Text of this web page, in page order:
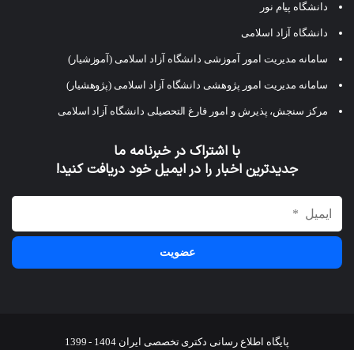
دانشگاه پیام نور
دانشگاه آزاد اسلامی
سامانه مدیریت امور آموزشی دانشگاه آزاد اسلامی (آموزشیار)
سامانه مدیریت امور پژوهشی دانشگاه آزاد اسلامی (پژوهشیار)
مرکز سنجش، پذیرش و امور فارغ التحصیلی دانشگاه آزاد اسلامی
با اشتراک در خبرنامه ما
جدیدترین اخبار را در ایمیل خود دریافت کنید!
پایگاه اطلاع رسانی دکتری تخصصی ایران 1404 - 1399